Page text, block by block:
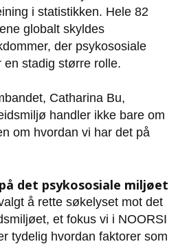
i statistikken. Hele 82
globalt skyldes
der psykososiale
en stadig større rolle.
Catharina Bu,
handler ikke bare om
om hvordan vi har det på
det psykososiale miljøet
å rette søkelyset mot det
et fokus vi i NOORSI
tydelig hvordan faktorer som